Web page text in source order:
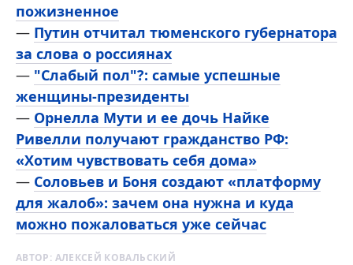
пожизненное
— Путин отчитал тюменского губернатора
за слова о россиянах
— "Слабый пол"?: самые успешные
женщины-президенты
— Орнелла Мути и ее дочь Найке
Ривелли получают гражданство РФ:
«Хотим чувствовать себя дома»
— Соловьев и Боня создают «платформу
для жалоб»: зачем она нужна и куда
можно пожаловаться уже сейчас
АВТОР: АЛЕКСЕЙ КОВАЛЬСКИЙ